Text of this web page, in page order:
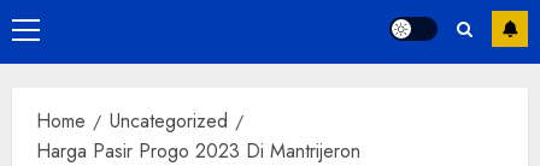
Primary
Menu
Home
Uncategorized
Harga Pasir Progo 2023 Di Mantrijeron